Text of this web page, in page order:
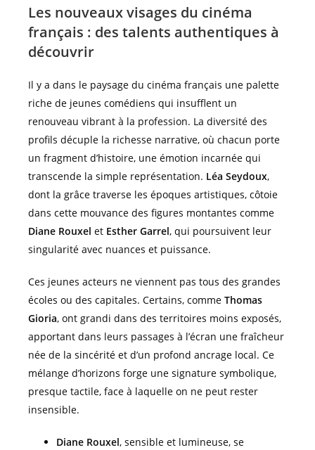
Les nouveaux visages du cinéma
français : des talents authentiques à
découvrir
Il y a dans le paysage du cinéma français une palette
riche de jeunes comédiens qui insufflent un
renouveau vibrant à la profession. La diversité des
profils décuple la richesse narrative, où chacun porte
un fragment d’histoire, une émotion incarnée qui
transcende la simple représentation. Léa Seydoux,
dont la grâce traverse les époques artistiques, côtoie
dans cette mouvance des figures montantes comme
Diane Rouxel et Esther Garrel, qui poursuivent leur
singularité avec nuances et puissance.
Ces jeunes acteurs ne viennent pas tous des grandes
écoles ou des capitales. Certains, comme Thomas
Gioria, ont grandi dans des territoires moins exposés,
apportant dans leurs passages à l’écran une fraîcheur
née de la sincérité et d’un profond ancrage local. Ce
mélange d’horizons forge une signature symbolique,
presque tactile, face à laquelle on ne peut rester
insensible.
Diane Rouxel, sensible et lumineuse, se